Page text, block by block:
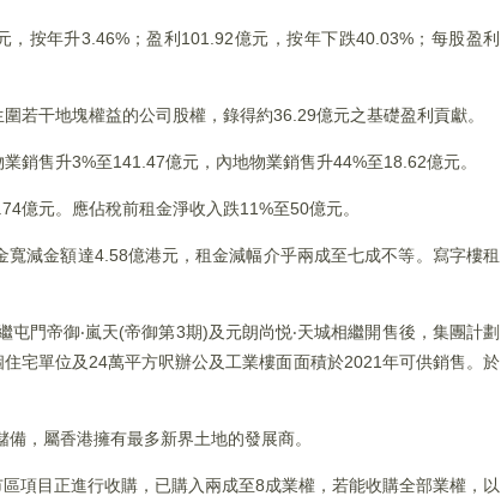
按年升3.46%；盈利101.92億元，按年下跌40.03%；每股盈利
若干地塊權益的公司股權，錄得約36.29億元之基礎盈利貢獻。
銷售升3%至141.47億元，內地物業銷售升44%至18.62億元。
億元。應佔稅前租金淨收入跌11%至50億元。
減金額達4.58億港元，租金減幅介乎兩成至七成不等。寫字樓租
門帝御‧嵐天(帝御第3期)及元朗尚悦‧天城相繼開售後，集團計劃
宅單位及24萬平方呎辦公及工業樓面面積於2021年可供銷售。於
，屬香港擁有最多新界土地的發展商。
項目正進行收購，已購入兩成至8成業權，若能收購全部業權，以